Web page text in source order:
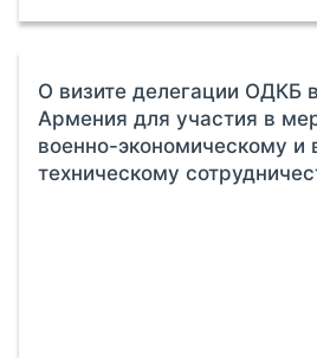
О визите делегации ОДКБ
Армения для участия в
военно-экономическому и
техническому